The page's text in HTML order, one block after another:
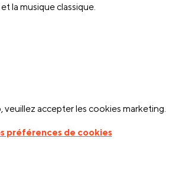
la musique classique.
accepter les cookies marketing.
préférences de cookies